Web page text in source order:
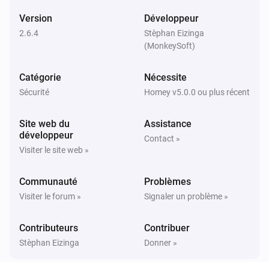
Premier appareil connecté à Point d'accès
Premier appareil connecté
Ubiquiti UniFi Network
Dernier appareil déconnecté à Point d'accès
Dernier appareil déconnecté
Connexion WAN perdue
Version
2.6.4
Développeur
Stèphan Eizinga
(MonkeySoft)
Catégorie
Sécurité
Nécessite
Homey v5.0.0 ou plus récent
Site web du
développeur
Visiter le site web »
Assistance
Contact »
Communauté
Visiter le forum »
Problèmes
Signaler un problème »
Contributeurs
Stèphan Eizinga
Contribuer
Donner »